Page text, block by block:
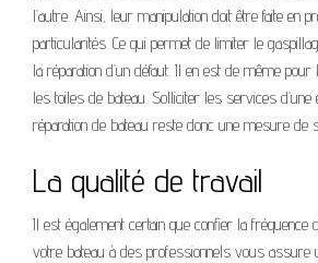
l’autre. Ainsi, leur manipulation doit être faite en
particularités. Ce qui permet de limiter le
la réparation d’un défaut. Il en est de même
les toiles de bateau. Solliciter les services d’une
réparation de bateau reste donc une mesure de
La qualité de travail
Il est également certain que confier la fréquence
votre bateau à des professionnels vous assure